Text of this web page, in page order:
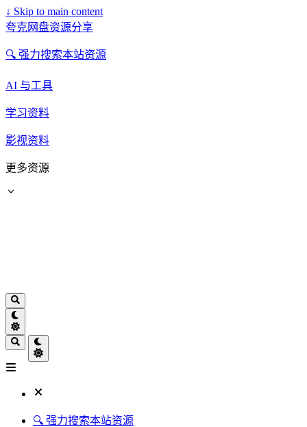
↓ Skip to main content
夸克网盘资源分享
🔍 强力搜索本站资源
AI 与工具
学习资料
影视资料
更多资源
🔍 强力搜索本站资源